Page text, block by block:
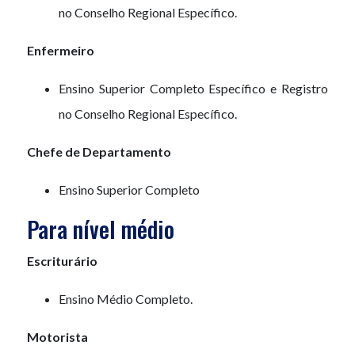
no Conselho Regional Específico.
Enfermeiro
Ensino Superior Completo Específico e Registro
no Conselho Regional Específico.
Chefe de Departamento
Ensino Superior Completo
Para nível médio
Escriturário
Ensino Médio Completo.
Motorista